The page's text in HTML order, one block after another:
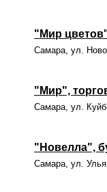
"Мир
Самара, ул.
"Мир",
Самара, ул.
"Новелла",
Самара, ул.